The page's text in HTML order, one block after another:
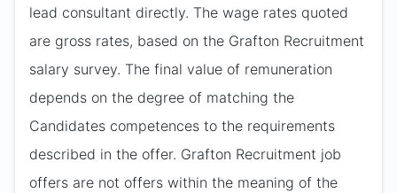
lead consultant directly. The wage rates quoted
are gross rates, based on the Grafton Recruitment
salary survey. The final value of remuneration
depends on the degree of matching the
Candidates competences to the requirements
described in the offer. Grafton Recruitment job
offers are not offers within the meaning of the